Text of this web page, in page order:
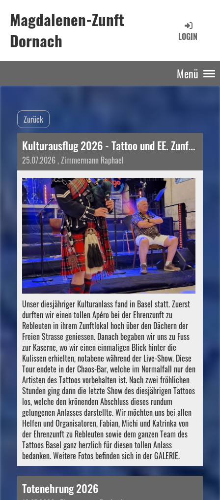
Magdalenen-Zunft
Dornach
LOGIN
Menü
Zurück
Kulturausflug 2026 - Tattoo und EE. Zunft zu Rebleuten
25.07.2026, Zimmermann Raphael
Unser diesjähriger Kulturanlass fand in Basel statt. Zuerst
durften wir einen tollen Apéro bei der Ehrenzunft zu
Rebleuten in ihrem Zunftlokal hoch über den Dächern der
Freien Strasse geniessen. Danach begaben wir uns zu Fuss
zur Kaserne, wo wir einen einmaligen Blick hinter die
Kulissen erhielten, notabene während der Live-Show. Diese
Tour endete in der Chaos-Bar, welche im Normalfall nur den
Artisten des Tattoos vorbehalten ist. Nach zwei fröhlichen
Stunden ging dann die letzte Show des diesjährigen Tattoos
los, welche den krönenden Abschluss dieses rundum
gelungenen Anlasses darstellte. Wir möchten uns bei allen
Helfen und Organisatoren, Fabian, Michi und Katrinka von
der Ehrenzunft zu Rebleuten sowie dem ganzen Team des
Tattoos Basel ganz herzlich für diesen tollen Anlass
bedanken. Weitere Fotos befinden sich in der GALERIE.
Totenehrung 2026